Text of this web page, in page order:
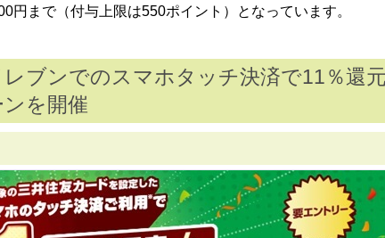
円まで（付与上限は550ポイント）となっています。
ブンでのスマホタッチ決済で11％還元
を開催